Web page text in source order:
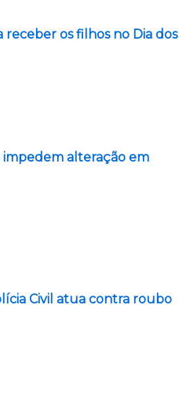
receber os filhos no Dia dos
impedem alteração em
Civil atua contra roubo